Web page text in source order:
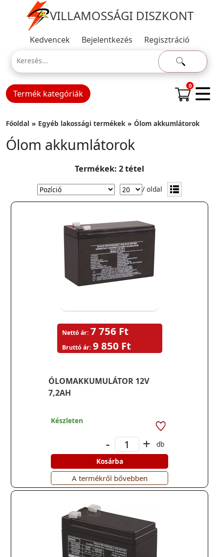
VILLAMOSSÁGI DISZKONT
Kedvencek Bejelentkezés Regisztráció
Termék kategóriák
0
Főoldal Egyéb lakossági termékek Ólom akkumlátorok
Ólom akkumlátorok
Termékek: 2 tétel
/ oldal
ÓLOMAKKUMULÁTOR 12V
7,2AH
Nettó ár: 7 756 Ft
Bruttó ár: 9 850 Ft
Készleten
- +
db
Kosárba
A termékről bővebben